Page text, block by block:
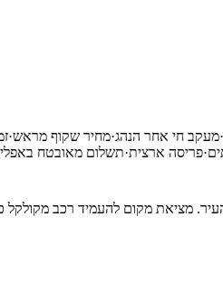
מחיר שקוף מעקב חי אחר הנהג· ·
תשלום מאובטח פריסה ארצית· ·